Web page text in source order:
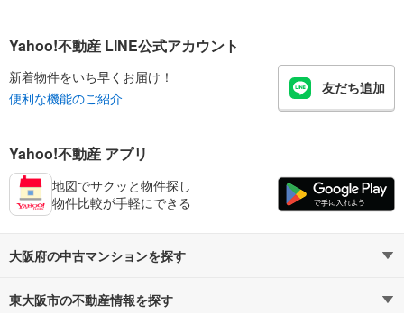
Yahoo!不動産 LINE公式アカウント
新着物件をいち早くお届け！
便利な機能のご紹介
友だち追加
Yahoo!不動産 アプリ
地図でサクッと物件探し
物件比較が手軽にできる
大阪府の中古マンションを探す
路線・駅から探す
東大阪市の不動産情報を探す